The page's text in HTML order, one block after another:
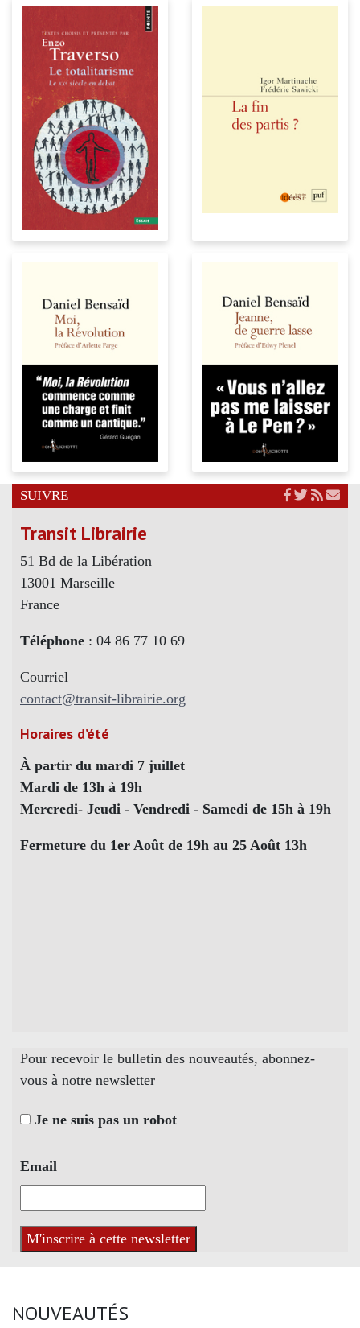
SUIVRE
Transit Librairie
51 Bd de la Libération
13001 Marseille
France
Téléphone : 04 86 77 10 69
Courriel
contact@transit-librairie.org
Horaires d’été
À partir du mardi 7 juillet
Mardi de 13h à 19h
Mercredi- Jeudi - Vendredi - Samedi de 15h à 19h
Fermeture du 1er Août de 19h au 25 Août 13h
Pour recevoir le bulletin des nouveautés, abonnez-
vous à notre newsletter
Je ne suis pas un robot
Email
NOUVEAUTÉS